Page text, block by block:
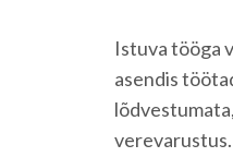
Istuva tööga
asendis